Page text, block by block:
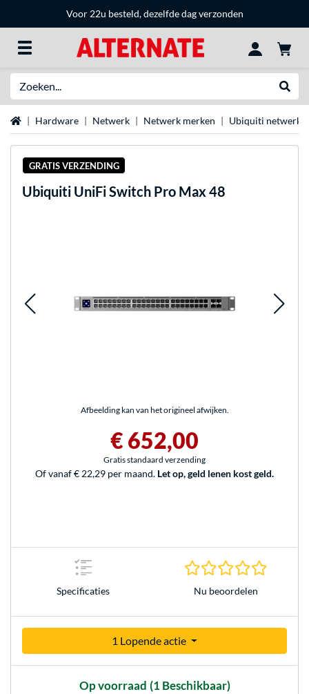
Voor 22u besteld, dezelfde dag verzonden
Home Hardware Netwerk Netwerk merken Ubiquiti
GRATIS VERZENDING
Ubiquiti UniFi Switch Pro Max 48
Afbeelding kan van het origineel afwijken.
€ 652,00
Gratis standaard verzending
Of vanaf € 22,29 per maand. Let op, geld lenen kost geld.
Specificaties Nu beoordelen
1 Lopende actie
Op voorraad (1 Beschikbaar)